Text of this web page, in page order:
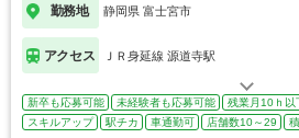
勤務地 静岡県 富士宮市
アクセス ＪＲ身延線 源道寺駅
新卒も応募可能 未経験者も応募可能 残業月10ｈ以
スキルアップ
駅チカ 車通勤可 店舗数10～29